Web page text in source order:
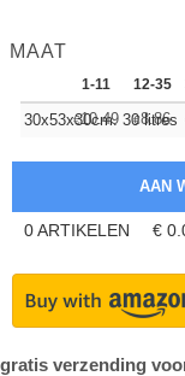
MAAT
1-11 12-35
30x53x30cm. 30 litres
€10.49 €8.86
0ARTIKELEN €
gratis verzending